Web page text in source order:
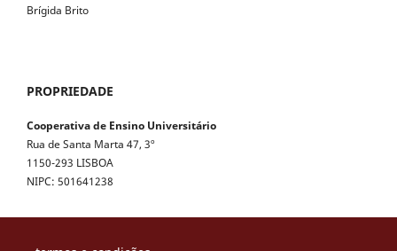
Brígida Brito
PROPRIEDADE
Cooperativa de Ensino Universitário
Rua de Santa Marta 47, 3º
1150-293 LISBOA
NIPC: 501641238